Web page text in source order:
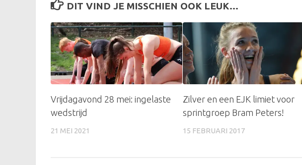
DIT VIND JE MISSCHIEN OOK LEUK...
Vrijdagavond 28 mei: ingelaste
wedstrijd
21 MEI 2021
Zilver en een EJK limiet voor
sprintgroep Bram Peters!
15 FEBRUARI 2017